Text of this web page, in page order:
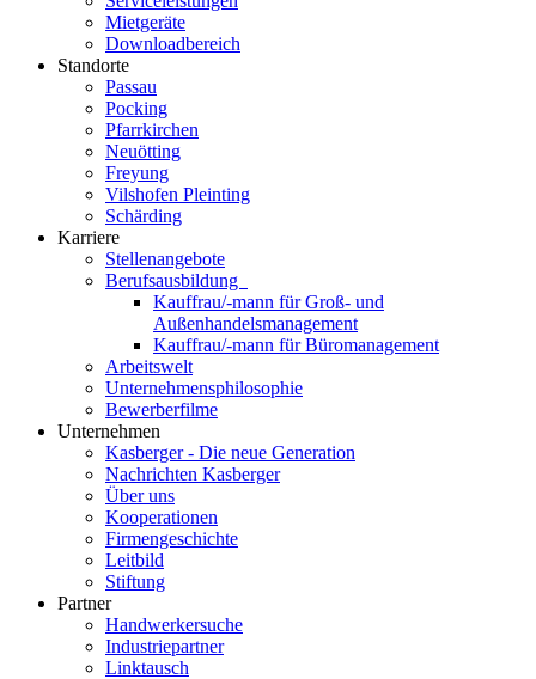
Mietgeräte
Downloadbereich
Standorte
Passau
Pocking
Pfarrkirchen
Neuötting
Freyung
Vilshofen Pleinting
Schärding
Karriere
Stellenangebote
Berufsausbildung
Kauffrau/-mann für Groß- und
Außenhandelsmanagement
Kauffrau/-mann für Büromanagement
Arbeitswelt
Unternehmensphilosophie
Bewerberfilme
Unternehmen
Kasberger - Die neue Generation
Nachrichten Kasberger
Über uns
Kooperationen
Firmengeschichte
Leitbild
Stiftung
Partner
Handwerkersuche
Industriepartner
Linktausch